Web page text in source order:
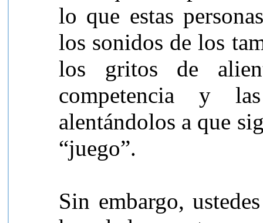
lo que estas
los sonidos de los
los gritos de
competencia y
alentándolos a que
“juego”.
Sin embargo,